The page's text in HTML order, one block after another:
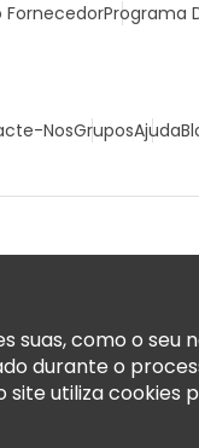
FornecedorPrograma
NosGruposAjuda
suas, como o
durante o
utiliza cookies